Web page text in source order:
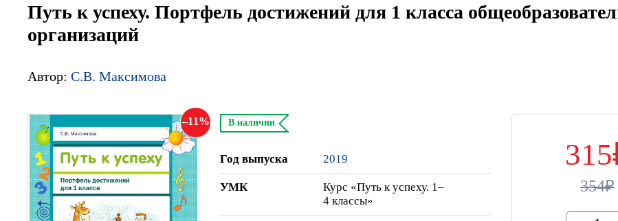
Путь к успеху. Портфель достижений для 1 класса
организаций
Автор: С.В. Максимова
11 В наличии
Год выпуска 2019
УМК
Курс «Путь к успеху. 1–
4 классы»
315
354